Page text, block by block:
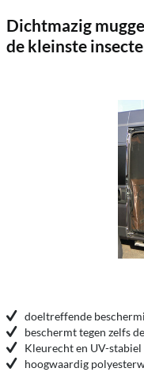
Dichtmazig
de kleinste
doeltreffende
beschermt tegen zelfs
Kleurecht en UV-stabiel
hoogwaardig